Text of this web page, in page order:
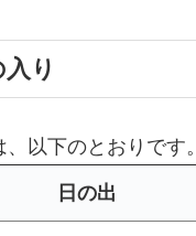
り
以下のとおりです。
日の出